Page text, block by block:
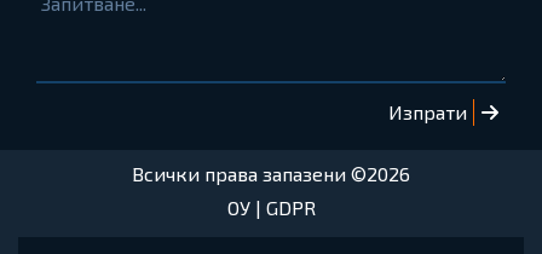
Всички права запазени ©2026
ОУ| GDPR